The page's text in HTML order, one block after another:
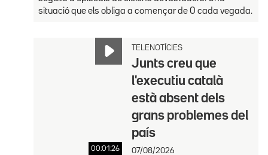
situació que els obliga a començar de 0 cada vegada.
00:01:26
TELENOTÍCIES
Junts creu que
l'executiu català
està absent dels
grans problemes del
país
07/08/2026